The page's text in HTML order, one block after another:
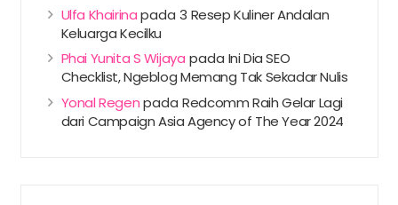
Ulfa Khairinapada3 Resep Kuliner Andalan
Keluarga Kecilku
Phai Yunita S Wijaya pada Ini Dia SEO
Checklist, Ngeblog Memang Tak Sekadar Nulis
Yonal RegenpadaRedcomm Raih Gelar Lagi
dari Campaign Asia Agency of The Year 2024